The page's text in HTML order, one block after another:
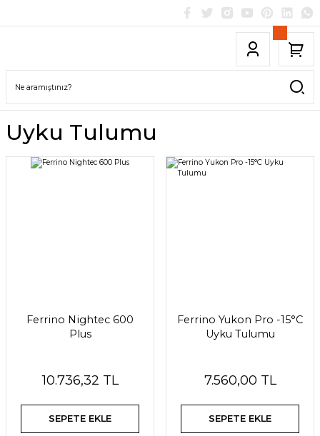
Uyku Tulumu
Ferrino Nightec 600
Plus
10.736,32 TL
SEPETE EKLE
Ferrino Yukon Pro -15°C
Uyku Tulumu
7.560,00 TL
SEPETE EKLE